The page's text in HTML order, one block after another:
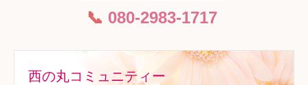
📞 080-2983-1717
西の丸コミュニティー